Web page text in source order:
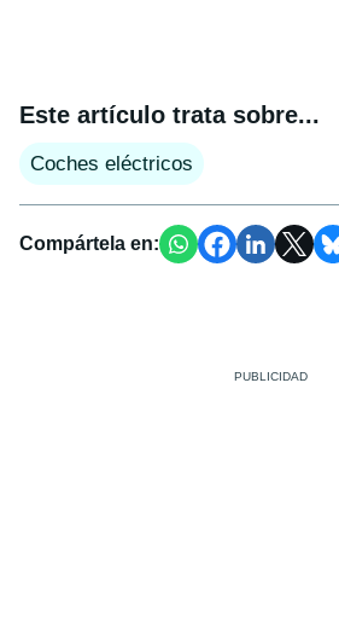
Este artículo trata sobre...
Coches eléctricos
Compártela en: